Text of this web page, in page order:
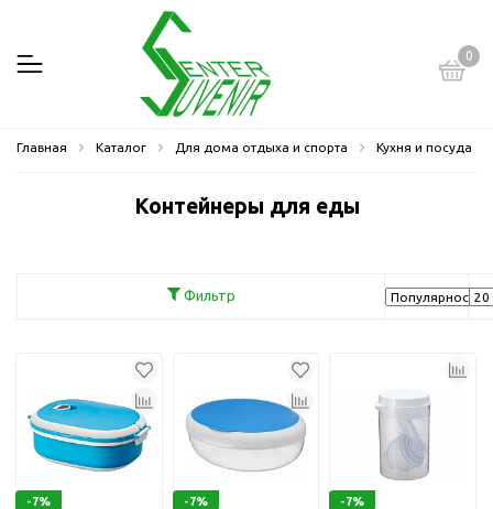
0
Главная Каталог Для дома отдыха и спорта Кухня и посуда
Контейнеры для еды
Фильтр
-7% -7% -7%